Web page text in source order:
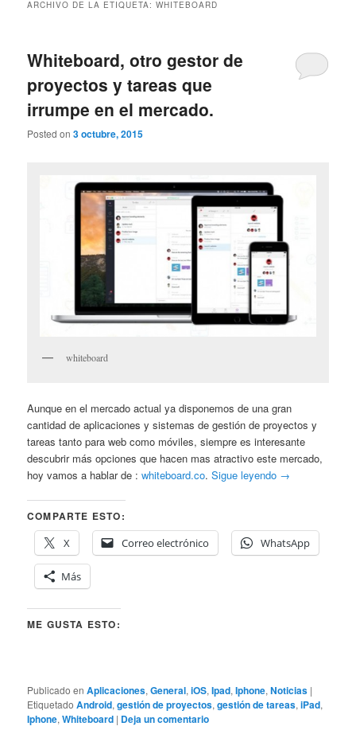
ARCHIVO DE LA ETIQUETA:WHITEBOARD
Whiteboard, otro gestor de
proyectos y tareas que
irrumpe en el mercado.
Posted on3 octubre, 2015
whiteboard
Aunque en el mercado actual ya disponemos de una gran
cantidad de aplicaciones y sistemas de gestión de proyectos y
tareas tanto para web como móviles, siempre es interesante
descubrir más opciones que hacen mas atractivo este mercado,
hoy vamos a hablar de :whiteboard.co.Sigue leyendo →
COMPARTE ESTO:
X
Correo electrónico WhatsApp
Más
ME GUSTA ESTO:
Publicado en Aplicaciones,General,iOS,Ipad,Iphone,Noticias |
Etiquetado Android,gestión de proyectos,gestión de tareas,iPad,
Iphone,Whiteboard | Deja un comentario